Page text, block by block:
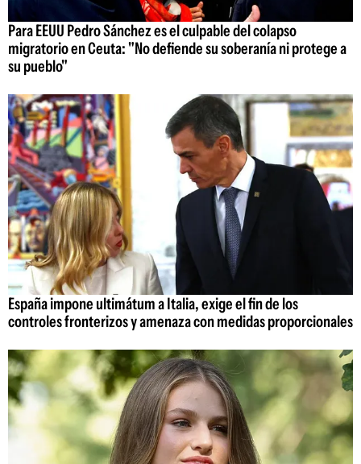
Para EEUU Pedro Sánchez es el culpable del colapso
migratorio en Ceuta: "No defiende su soberanía ni protege a
su pueblo"
España impone ultimátum a Italia, exige el fin de los
controles fronterizos y amenaza con medidas proporcionales